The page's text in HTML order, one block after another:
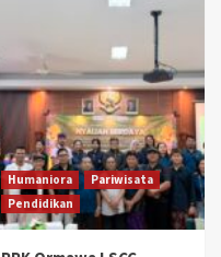
Humaniora
Pariwisata
Pendidikan